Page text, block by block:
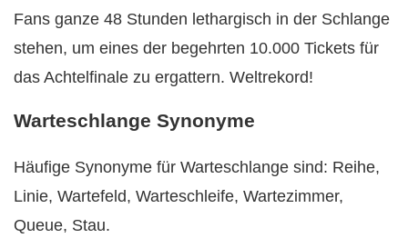
Fans ganze 48 Stunden lethargisch in der Schlange
stehen, um eines der begehrten 10.000 Tickets für
das Achtelfinale zu ergattern. Weltrekord!
Warteschlange Synonyme
Häufige Synonyme für Warteschlange sind: Reihe,
Linie, Wartefeld, Warteschleife, Wartezimmer,
Queue, Stau.